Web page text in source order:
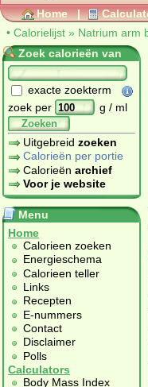
Home |
• Calorielijst » Natrium arm
Zoek calorieën van
exacte zoekterm
zoek per
g / ml
Zoeken
Uitgebreid zoeken
Calorieën per portie
Calorieën archief
Voor je website
Menu
Home
Calorieen zoeken
Energieschema
Calorieen teller
Links
Recepten
E-nummers
Contact
Disclaimer
Polls
Calculators
Body Mass Index